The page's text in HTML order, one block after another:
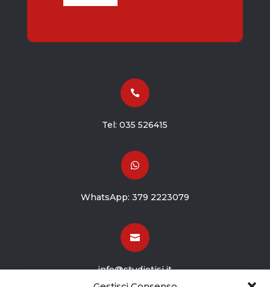

Tel:035 526415

WhatsApp: 379 2223079

info@studiotisi.it